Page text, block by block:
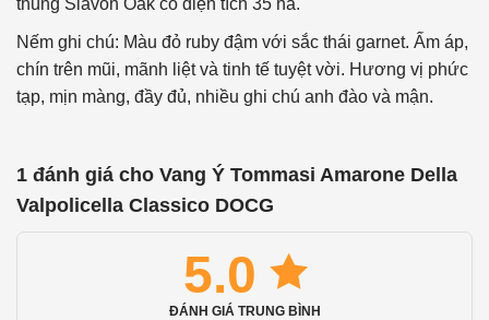
Nếm ghi chú: Màu đỏ ruby ​​đậm với sắc thái garnet. Ấm áp,
chín trên mũi, mãnh liệt và tinh tế tuyệt vời. Hương vị phức
tạp, mịn màng, đầy đủ, nhiều ghi chú anh đào và mận.
1 đánh giá cho Vang Ý Tommasi Amarone Della
Valpolicella Classico DOCG
5.0
ĐÁNH GIÁ TRUNG BÌNH